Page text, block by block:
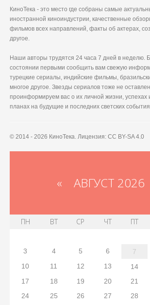
КиноТека - это место где собраны самые
иностранной киноиндустрии, качественные
фильмов всех направлений, факты об актерах,
другое.
Наши авторы трудятся 24 часа 7 дней в неделю.
состоянии первыми сообщить вам свежую
турецкие сериалы, индийские фильмы,
многое другое. Звезды сериалов тоже не
проинформируем вас о их личной жизни, успехах
планах на будущие и последних светских
© 2014 - 2026 КиноТека. Лицензия: CC BY-SA 4.0
« АВГУСТ
ПН ВТ СР ЧТ ПТ
3
4 5 6 7
10
11 12 13 14
17
18 19 20 21
24
25 26 27 28